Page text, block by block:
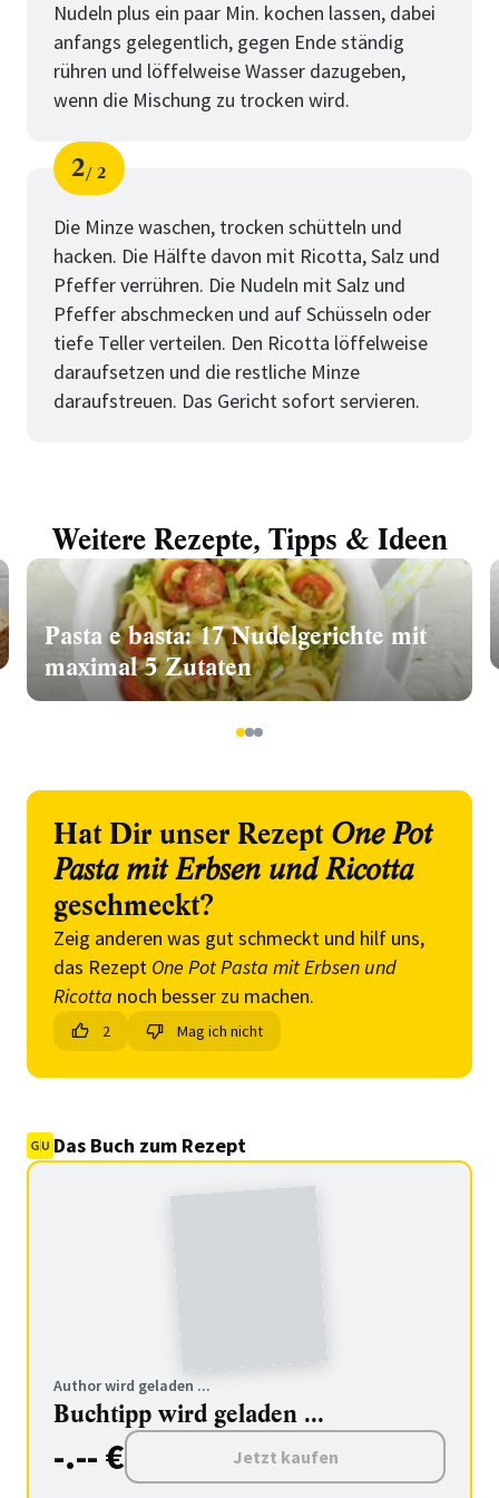
Nudeln plus ein paar Min. kochen lassen, dabei
anfangs gelegentlich, gegen Ende ständig
rühren und löffelweise Wasser dazugeben,
wenn die Mischung zu trocken wird.
Schritt
2
von
2
Die Minze waschen, trocken schütteln und
hacken. Die Hälfte davon mit Ricotta, Salz und
Pfeffer verrühren. Die Nudeln mit Salz und
Pfeffer abschmecken und auf Schüsseln oder
tiefe Teller verteilen. Den Ricotta löffelweise
daraufsetzen und die restliche Minze
daraufstreuen. Das Gericht sofort servieren.
Weitere Rezepte, Tipps & Ideen
Pasta e basta: 17 Nudelgerichte mit
maximal 5 Zutaten
123
Hat Dir unser Rezept One Pot
Pasta mit Erbsen und Ricotta
geschmeckt?
Zeig anderen was gut schmeckt und hilf uns,
das Rezept One Pot Pasta mit Erbsen und
Ricotta noch besser zu machen.
2 Mag ich nicht
Das Buch zum Rezept
Author wird geladen ...
Buchtipp wird geladen ...
-.-- € Jetzt kaufen